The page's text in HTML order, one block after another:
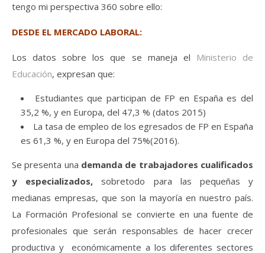
tengo mi perspectiva 360 sobre ello:
DESDE EL MERCADO LABORAL:
Los datos sobre los que se maneja el
Ministerio de
Educación, expresan que:
Estudiantes que participan de FP en España es del
35,2 %, y en Europa, del 47,3 % (datos 2015)
La tasa de empleo de los egresados de FP en España
es 61,3 %, y en Europa del 75%(2016).
Se presenta una demanda de trabajadores cualificados
y especializados, sobretodo para las pequeñas y
medianas empresas, que son la mayoría en nuestro país.
La Formación Profesional se convierte en una fuente de
profesionales que serán responsables de hacer crecer
productiva y económicamente a los diferentes sectores